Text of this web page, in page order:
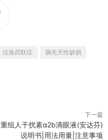
法洛四联症
膈先天性缺损
下一篇
重组人干扰素α2b滴眼液(安达芬)
说明书|用法用量|注意事项